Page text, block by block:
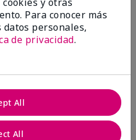
Después
Después
Para conocer más
datos personales,
de privacidad.
All
All